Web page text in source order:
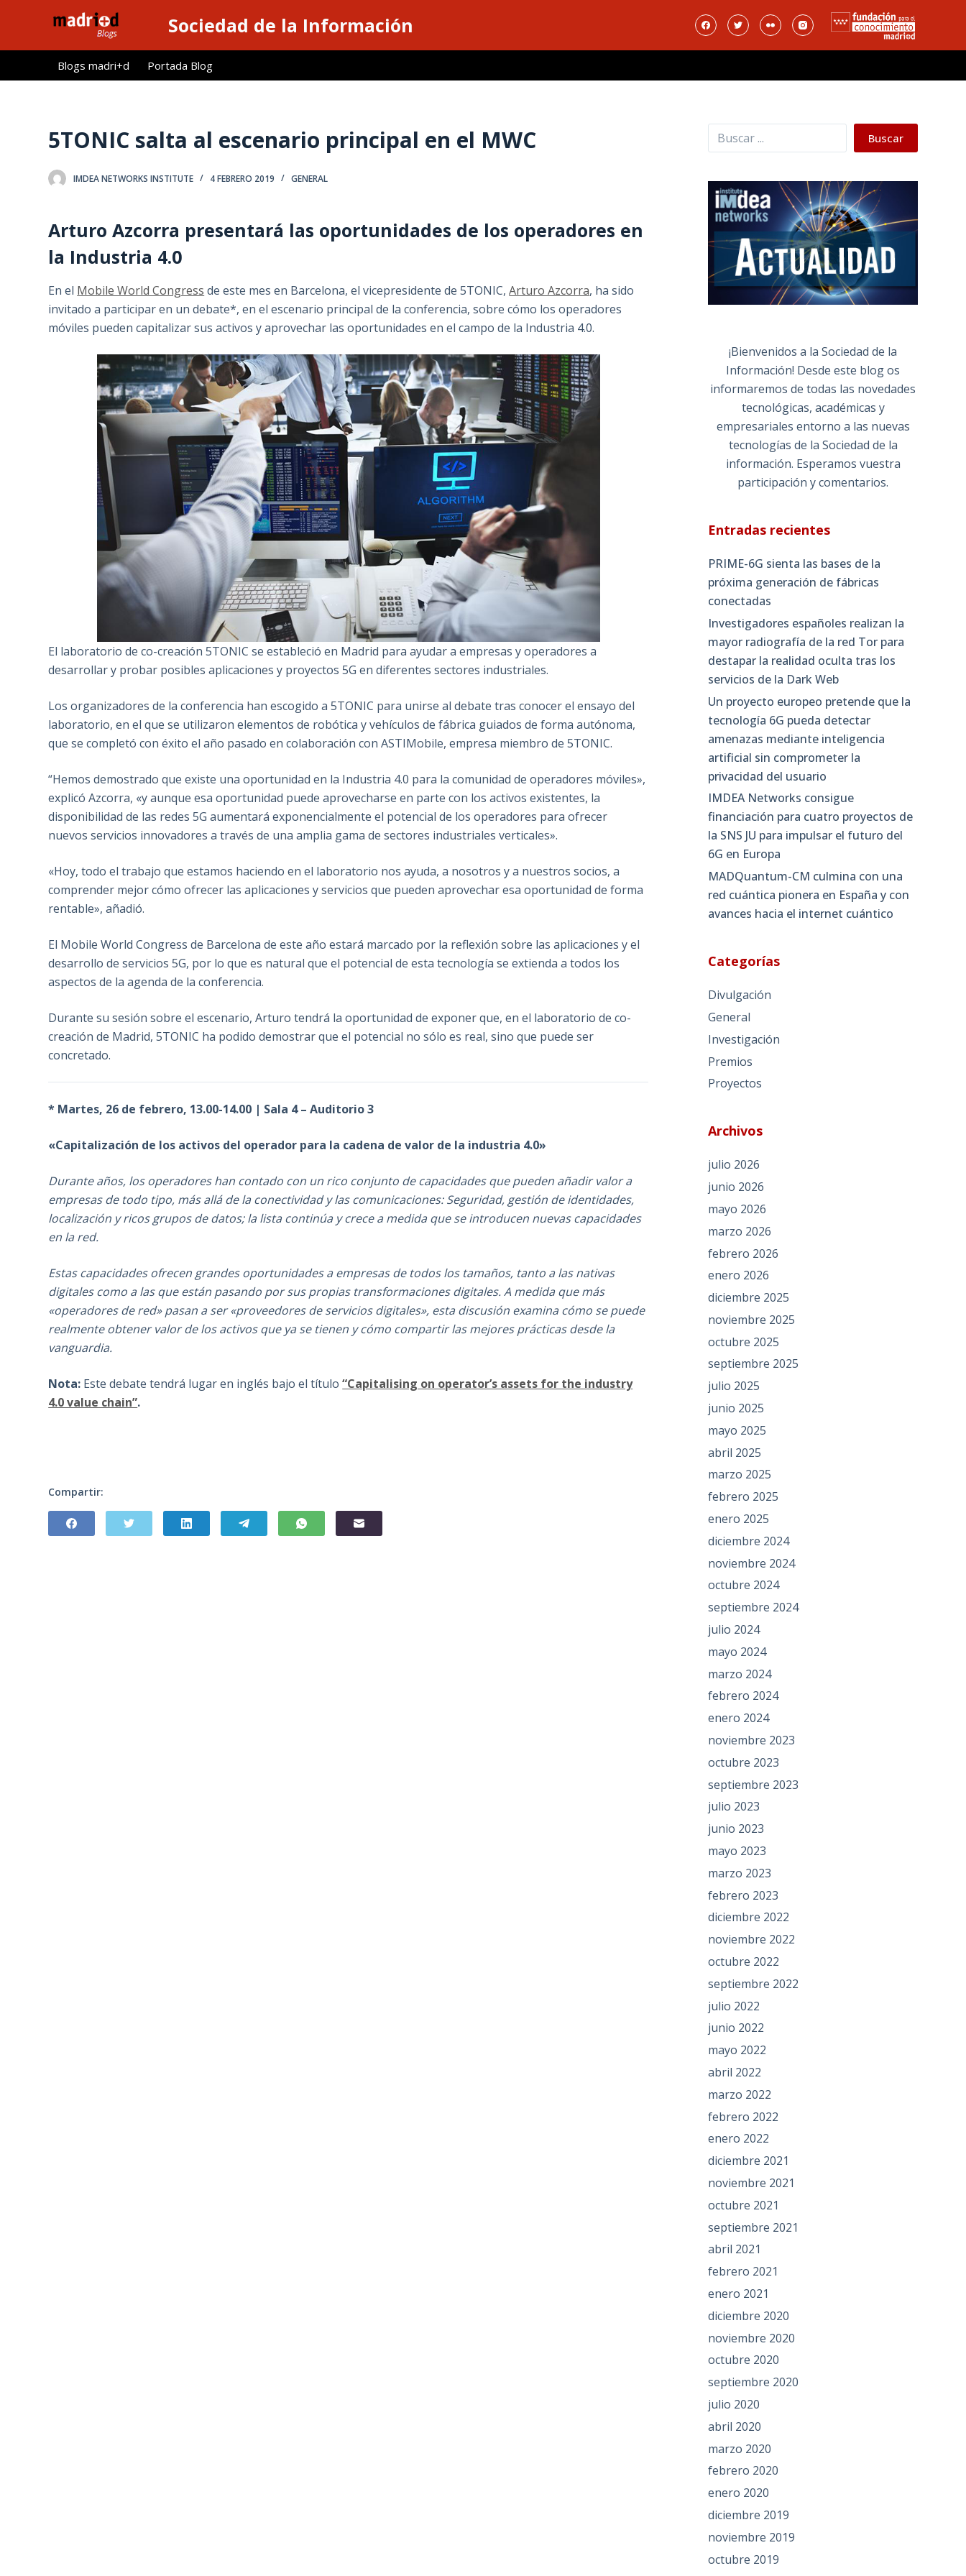
l
Sociedad de la Información
Blogs madri+d Portada Blog
5TONIC salta al escenario principal en el MWC
IMDEA NETWORKS INSTITUTE 4 FEBRERO 2019 GENERAL
Arturo Azcorra presentará las oportunidades de los operadores en
la Industria 4.0
En el Mobile World Congress de este mes en Barcelona, el vicepresidente de 5TONIC,Arturo Azcorra, ha sido
invitado a participar en un debate*, en el escenario principal de la conferencia, sobre cómo los operadores
móviles pueden capitalizar sus activos y aprovechar las oportunidades en el campo de la Industria 4.0.
El laboratorio de co-creación 5TONIC se estableció en Madrid para ayudar a empresas y operadores a
desarrollar y probar posibles aplicaciones y proyectos 5G en diferentes sectores industriales.
Los organizadores de la conferencia han escogido a 5TONIC para unirse al debate tras conocer el ensayo del
laboratorio, en el que se utilizaron elementos de robótica y vehículos de fábrica guiados de forma autónoma,
que se completó con éxito el año pasado en colaboración con ASTIMobile, empresa miembro de 5TONIC.
“Hemos demostrado que existe una oportunidad en la Industria 4.0 para la comunidad de operadores móviles»,
explicó Azcorra, «y aunque esa oportunidad puede aprovecharse en parte con los activos existentes, la
disponibilidad de las redes 5G aumentará exponencialmente el potencial de los operadores para ofrecer
nuevos servicios innovadores a través de una amplia gama de sectores industriales verticales».
«Hoy, todo el trabajo que estamos haciendo en el laboratorio nos ayuda, a nosotros y a nuestros socios, a
comprender mejor cómo ofrecer las aplicaciones y servicios que pueden aprovechar esa oportunidad de forma
rentable», añadió.
El Mobile World Congress de Barcelona de este año estará marcado por la reflexión sobre las aplicaciones y el
desarrollo de servicios 5G, por lo que es natural que el potencial de esta tecnología se extienda a todos los
aspectos de la agenda de la conferencia.
Durante su sesión sobre el escenario, Arturo tendrá la oportunidad de exponer que, en el laboratorio de co-
creación de Madrid, 5TONIC ha podido demostrar que el potencial no sólo es real, sino que puede ser
concretado.
* Martes, 26 de febrero, 13.00-14.00 | Sala 4 – Auditorio 3
«Capitalización de los activos del operador para la cadena de valor de la industria 4.0»
Durante años, los operadores han contado con un rico conjunto de capacidades que pueden añadir valor a
empresas de todo tipo, más allá de la conectividad y las comunicaciones: Seguridad, gestión de identidades,
localización y ricos grupos de datos; la lista continúa y crece a medida que se introducen nuevas capacidades
en la red.
Estas capacidades ofrecen grandes oportunidades a empresas de todos los tamaños, tanto a las nativas
digitales como a las que están pasando por sus propias transformaciones digitales. A medida que más
«operadores de red» pasan a ser «proveedores de servicios digitales», esta discusión examina cómo se puede
realmente obtener valor de los activos que ya se tienen y cómo compartir las mejores prácticas desde la
vanguardia.
Nota: Este debate tendrá lugar en inglés bajo el título“Capitalising on operator’s assets for the industry
4.0 value chain”.
Compartir:
Buscar Buscar
¡Bienvenidos a la Sociedad de la
Información! Desde este blog os
informaremos de todas las novedades
tecnológicas, académicas y
empresariales entorno a las nuevas
tecnologías de la Sociedad de la
información. Esperamos vuestra
participación y comentarios.
Entradas recientes
PRIME-6G sienta las bases de la
próxima generación de fábricas
conectadas
Investigadores españoles realizan la
mayor radiografía de la red Tor para
destapar la realidad oculta tras los
servicios de la Dark Web
Un proyecto europeo pretende que la
tecnología 6G pueda detectar
amenazas mediante inteligencia
artificial sin comprometer la
privacidad del usuario
IMDEA Networks consigue
financiación para cuatro proyectos de
la SNS JU para impulsar el futuro del
6G en Europa
MADQuantum-CM culmina con una
red cuántica pionera en España y con
avances hacia el internet cuántico
Categorías
Divulgación
General
Investigación
Premios
Proyectos
Archivos
julio 2026
junio 2026
mayo 2026
marzo 2026
febrero 2026
enero 2026
diciembre 2025
noviembre 2025
octubre 2025
septiembre 2025
julio 2025
junio 2025
mayo 2025
abril 2025
marzo 2025
febrero 2025
enero 2025
diciembre 2024
noviembre 2024
octubre 2024
septiembre 2024
julio 2024
mayo 2024
marzo 2024
febrero 2024
enero 2024
noviembre 2023
octubre 2023
septiembre 2023
julio 2023
junio 2023
mayo 2023
marzo 2023
febrero 2023
diciembre 2022
noviembre 2022
octubre 2022
septiembre 2022
julio 2022
junio 2022
mayo 2022
abril 2022
marzo 2022
febrero 2022
enero 2022
diciembre 2021
noviembre 2021
octubre 2021
septiembre 2021
abril 2021
febrero 2021
enero 2021
diciembre 2020
noviembre 2020
octubre 2020
septiembre 2020
julio 2020
abril 2020
marzo 2020
febrero 2020
enero 2020
diciembre 2019
noviembre 2019
octubre 2019